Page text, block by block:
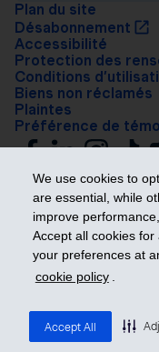
We use cookies to
are essential, while
improve
Accept all cookies
your preferences at
cookie policy .
Accept All
Plan du site
Désabonnement
Accessibilité
Protection des
Conditions
Biens non réclamés
Plaintes
Préférence de
Prendre
Groupe financier. Tous